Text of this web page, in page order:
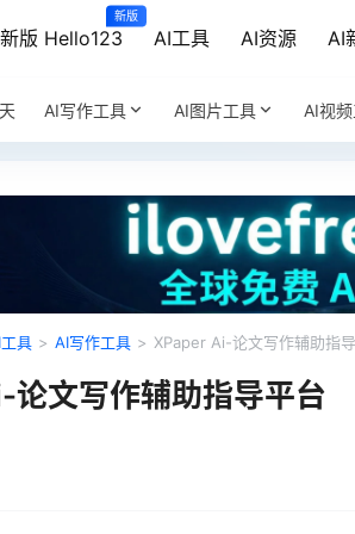
新版 Hello123
新版
AI工具 AI资源 AI
AI写作工具 AI图片工具 AI视
具 > AI写作工具 > XPaper Ai-论文写作辅助指
文写作辅助指导平台